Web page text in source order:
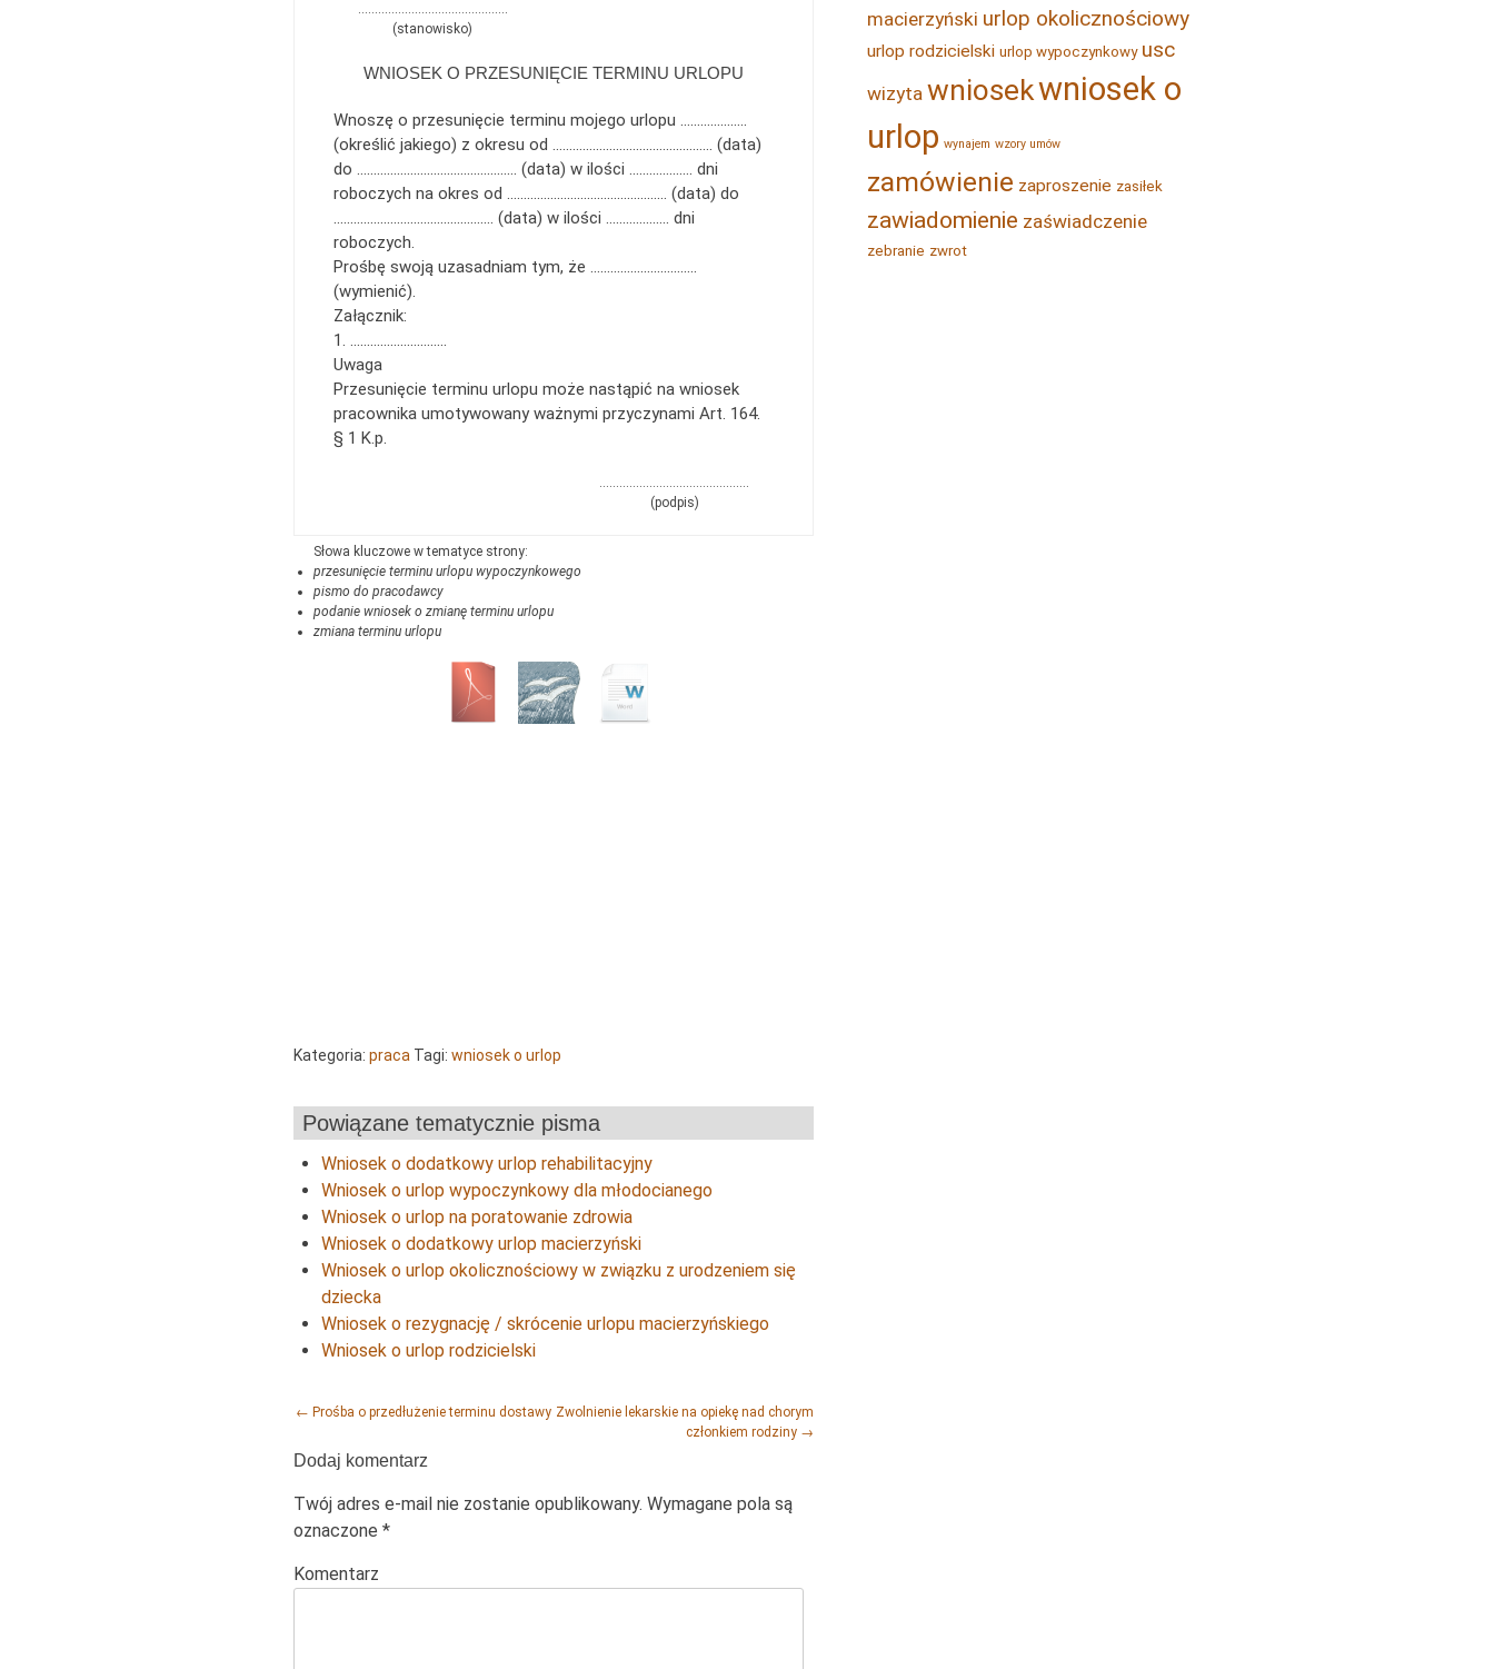
………………………………………
(stanowisko)
WNIOSEK O PRZESUNIĘCIE TERMINU URLOPU
Wnoszę o przesunięcie terminu mojego urlopu ………………..
(określić jakiego) z okresu od ………………………………………… (data)
do ………………………………………… (data) w ilości ………………. dni
roboczych na okres od ………………………………………… (data) do
………………………………………… (data) w ilości ………………. dni
roboczych.
Prośbę swoją uzasadniam tym, że …………………………..
(wymienić).
Załącznik:
1. ………………………..
Uwaga
Przesunięcie terminu urlopu może nastąpić na wniosek
pracownika umotywowany ważnymi przyczynami Art. 164.
§ 1 K.p.
………………………………………
(podpis)
przesunięcie terminu urlopu wypoczynkowego
pismo do pracodawcy
podanie wniosek o zmianę terminu urlopu
zmiana terminu urlopu
Kategoria: praca Tagi: wniosek o urlop
Powiązane tematycznie pisma
Wniosek o dodatkowy urlop rehabilitacyjny
Wniosek o urlop wypoczynkowy dla młodocianego
Wniosek o urlop na poratowanie zdrowia
Wniosek o dodatkowy urlop macierzyński
Wniosek o urlop okolicznościowy w związku z urodzeniem się
dziecka
Wniosek o rezygnację / skrócenie urlopu macierzyńskiego
Wniosek o urlop rodzicielski
Post navigation
← Prośba o przedłużenie terminu dostawy Zwolnienie lekarskie na opiekę nad chorym
członkiem rodziny →
Dodaj komentarz
Twój adres e-mail nie zostanie opublikowany. Wymagane pola są
oznaczone *
Komentarz
macierzyński urlop okolicznościowy
urlop rodzicielski urlop wypoczynkowy usc
wizyta wniosekwniosek o
urlop wynajem wzory umów
zamówienie zaproszenie zasiłek
zawiadomienie zaświadczenie
zebranie zwrot